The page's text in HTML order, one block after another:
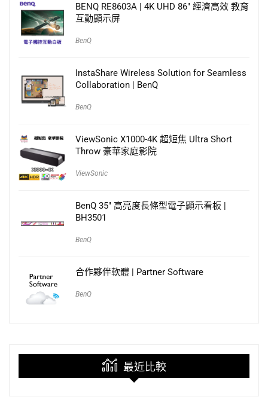
BENQ RE8603A | 4K UHD 86″ 經濟高效 教育
互動顯示屏
BenQ
InstaShare Wireless Solution for Seamless
Collaboration | BenQ
BenQ
ViewSonic X1000-4K 超短焦 Ultra Short
Throw 豪華家庭影院
ViewSonic
BenQ 35″ 高亮度長條型電子顯示看板 |
BH3501
BenQ
合作夥伴軟體 | Partner Software
BenQ
最近比較